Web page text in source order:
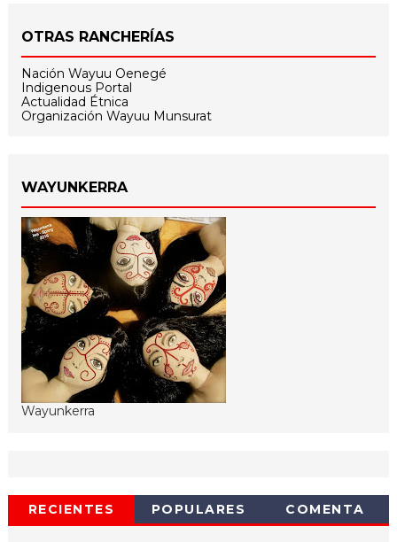
OTRAS RANCHERÍAS
Nación Wayuu Oenegé
Indigenous Portal
Actualidad Étnica
Organización Wayuu Munsurat
WAYUNKERRA
Wayunkerra
RECIENTES POPULARES COMENTA